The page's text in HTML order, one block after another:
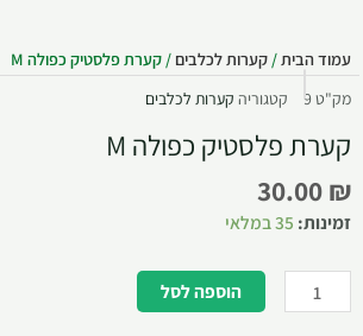
עמוד הבית/ קערות לכלבים / קערת פלסטיק כפולה M
מק"ט9 קטגוריה קערות לכלבים
קערת פלסטיק כפולה M
30.00₪
זמינות: 35 במלאי
הוספה לסל